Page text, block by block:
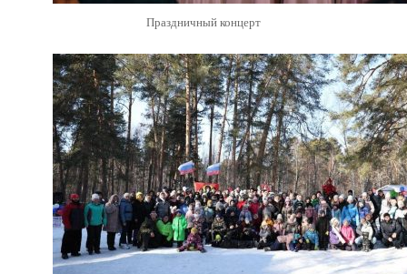
Праздничный концерт